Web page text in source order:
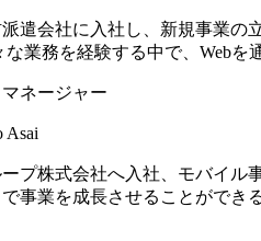
遣会社に入社し、新規事業の
な業務を経験する中で、Webを
ネージャー
Asai
プ株式会社へ入社、モバイル
事業を成長させることができ